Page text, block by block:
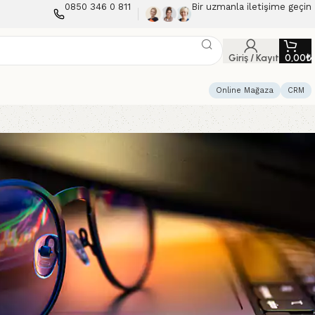
0850 346 0 811 Bir uzmanla iletişime geçin
Giriş / Kayıt 0,00₺
Online Mağaza CRM